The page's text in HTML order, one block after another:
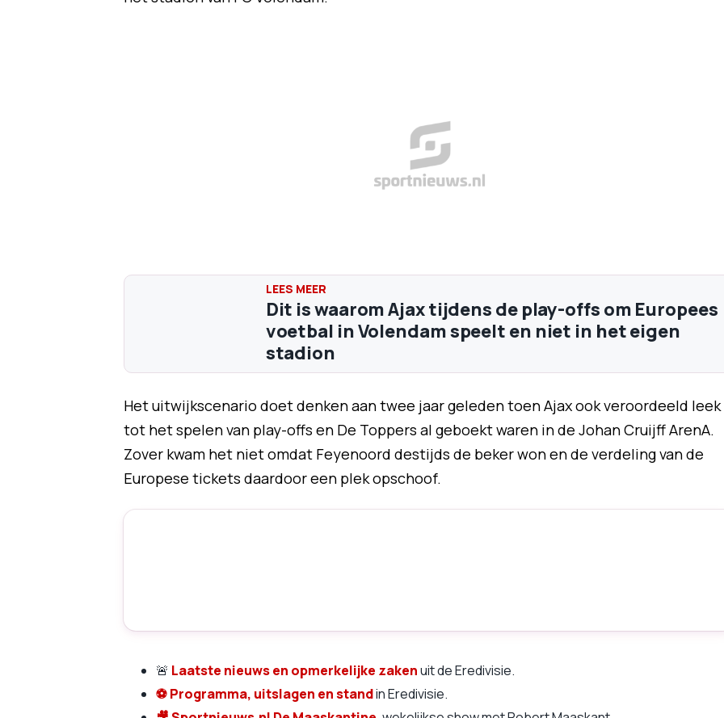
Dit is waarom Ajax tijdens de play-offs om Europees
voetbal in Volendam speelt en niet in het eigen
stadion
Het uitwijkscenario doet denken aan twee jaar geleden toen Ajax ook veroordeeld leek
tot het spelen van play-offs en De Toppers al geboekt waren in de Johan Cruijff ArenA.
Zover kwam het niet omdat Feyenoord destijds de beker won en de verdeling van de
Europese tickets daardoor een plek opschoof.
🚨 Laatste nieuws en opmerkelijke zakenuit de Eredivisie.
⚽Programma, uitslagen en standin Eredivisie.